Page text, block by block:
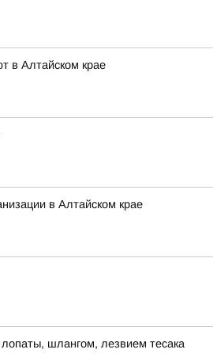
в Алтайском крае
в Алтайском крае
шлангом, лезвием тесака